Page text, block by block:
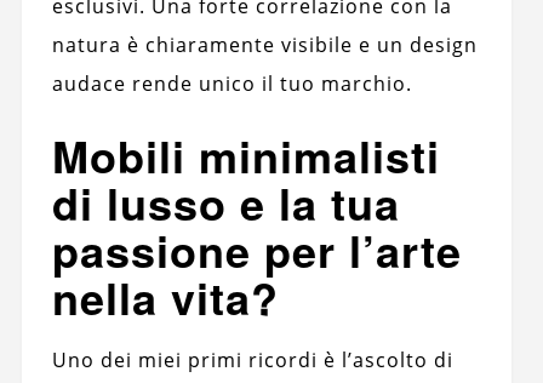
esclusivi. Una forte correlazione con la
natura è chiaramente visibile e un design
audace rende unico il tuo marchio.
Mobili minimalisti
di lusso e la tua
passione per l’arte
nella vita?
Uno dei miei primi ricordi è l’ascolto di